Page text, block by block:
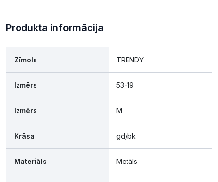
Produkta informācija
Zīmols TRENDY
Izmērs 53-19
Izmērs M
Krāsa gd/bk
Materiāls Metāls